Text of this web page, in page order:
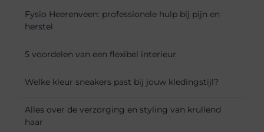
Fysio Heerenveen: professionele hulp bij pijn en
herstel
5 voordelen van een flexibel interieur
Welke kleur sneakers past bij jouw kledingstijl?
Alles over de verzorging en styling van krullend
haar